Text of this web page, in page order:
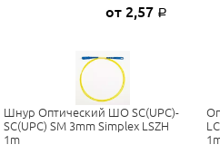
от 2,57 Р
Шнур Оптический ШО SC(UPC)-
SC(UPC) SM 3mm Simplex LSZH
1m